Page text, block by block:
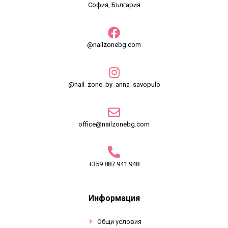
София, България
@nailzonebg.com
@nail_zone_by_anna_savopulo
office@nailzonebg.com
+359 887 941 948
Информация
Общи условия